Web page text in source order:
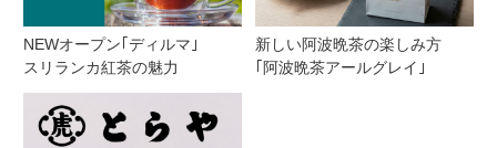
NEWオープン｢ディルマ｣
スリランカ紅茶の魅力
新しい阿波晩茶の楽しみ方
｢阿波晩茶アールグレイ｣